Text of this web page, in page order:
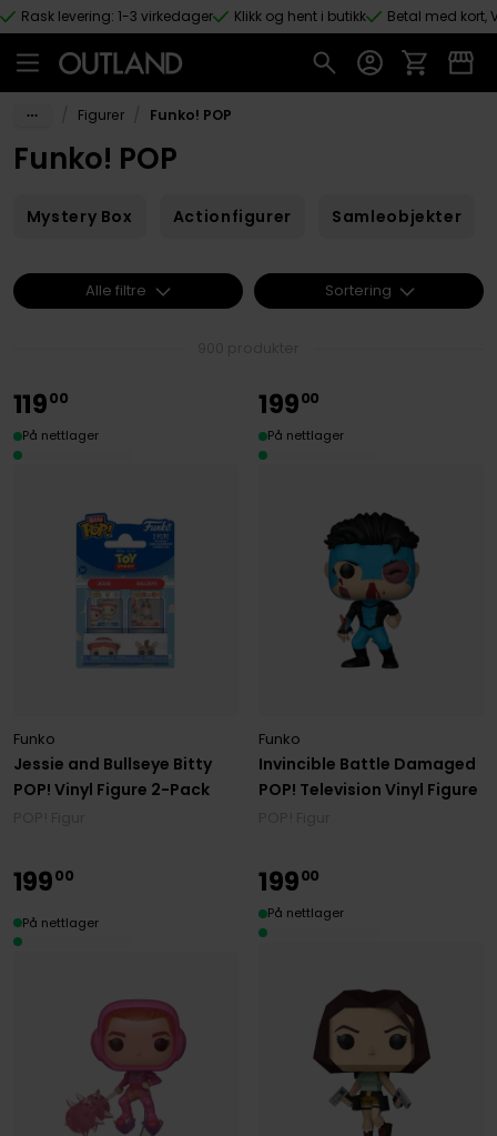
Hopp til hovedinnhold
Rask levering: 1-3 virkedager Klikk og hent i butikk Betal med kort,
Figurer Funko! POP
Funko! POP
Mystery Box Actionfigurer Samleobjekter
Jessie and Bullseye Bitty
POP! Vinyl Figure 2-Pack
Funko
11900
På nettlager
Invincible Battle Damaged
POP! Television Vinyl Figure
Funko
19900
På nettlager
19900
På nettlager
19900
På nettlager
Alle filtre Sortering